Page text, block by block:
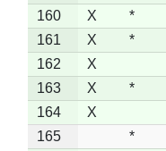
160
X *
161
X *
162
X
163
X *
164
X
165
*